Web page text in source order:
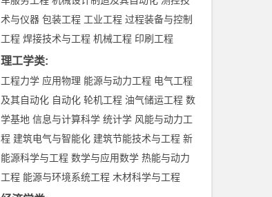
术与仪器 包装工程 工业工程 过程装备与控制
工程 焊接技术与工程 机械工程 印刷工程
理工学类:
工程力学 应用物理 能源与动力工程 电气工程
及其自动化 自动化 轮机工程 油气储运工程 数
学基地 信息与计算科学 统计学 风能与动力工
程 建筑电气与智能化 建筑节能技术与工程 新
能源科学与工程 数学与应用数学 热能与动力
工程 能源与环境系统工程 木材科学与工程